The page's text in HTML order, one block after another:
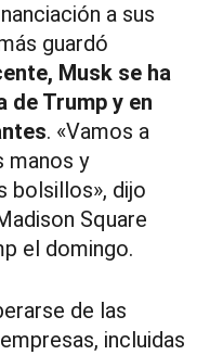
a sus
guardó
Musk se ha
de Trump y en
. «Vamos a
manos y
bolsillos», dijo
Square
el domingo.
de las
incluidas